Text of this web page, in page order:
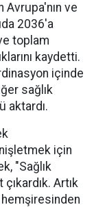
Avrupa'nın ve
2036'a
toplam
kaydetti.
içinde
sağlık
aktardı.
için
"Sağlık
Artık